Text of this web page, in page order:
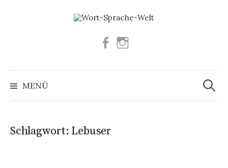
Facebook
MENÜ
Suchen
nach:
Schlagwort: Lebuser